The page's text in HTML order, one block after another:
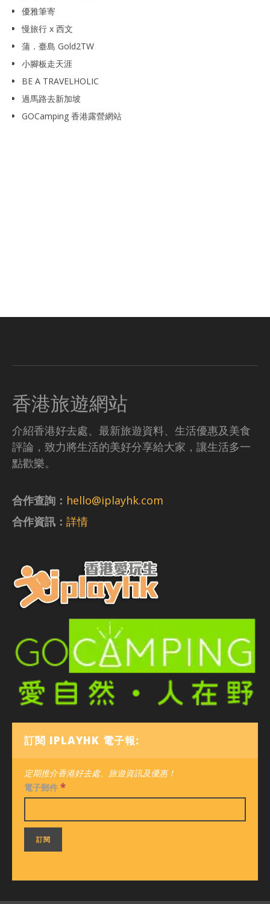
優雅筆寄
慢旅行 x 西文
蒲．臺島 Gold2TW
小腳板走天涯
BE A TRAVELHOLIC
過馬路去新加坡
GOCamping 香港露營網站
香港旅遊網站
介紹香港好去處、最新旅遊資料、生活優惠及美食
評論，致力將生活的美好分享給大家，讓生活多一
點歡樂。
合作查詢： hello@iplayhk.com
合作資訊： 詳情
訂閱 IPLAYHK 電子報:
定期推介香港好去處、旅遊資訊及優惠！
電子郵件 *